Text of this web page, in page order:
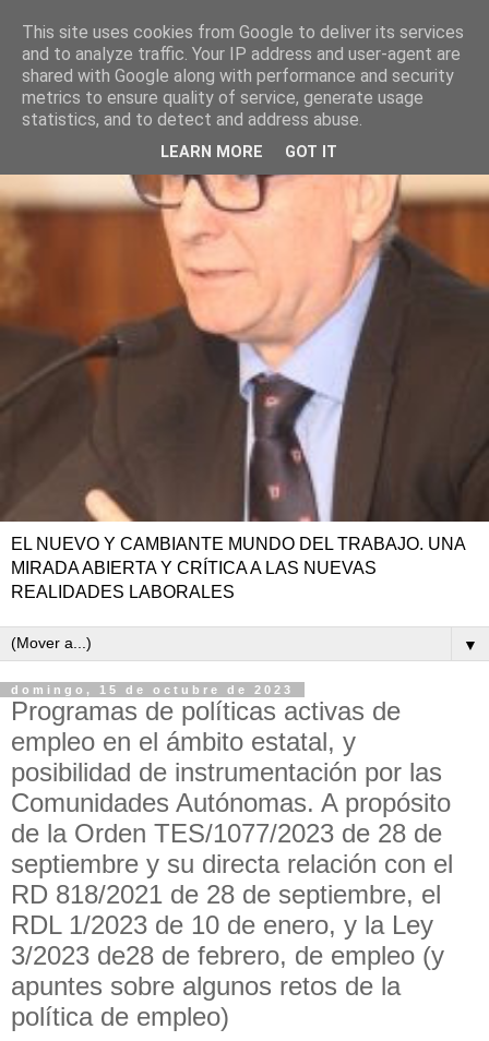
EL NUEVO Y CAMBIANTE MUNDO DEL TRABAJO. UNA
MIRADA ABIERTA Y CRÍTICA A LAS NUEVAS
REALIDADES LABORALES
▼
domingo, 15 de octubre de 2023
Programas de políticas activas de
empleo en el ámbito estatal, y
posibilidad de instrumentación por las
Comunidades Autónomas. A propósito
de la Orden TES/1077/2023 de 28 de
septiembre y su directa relación con el
RD 818/2021 de 28 de septiembre, el
RDL 1/2023 de 10 de enero, y la Ley
3/2023 de28 de febrero, de empleo (y
apuntes sobre algunos retos de la
política de empleo)
This site uses cookies from Google to deliver its services
and to analyze traffic. Your IP address and user-agent are
shared with Google along with performance and security
metrics to ensure quality of service, generate usage
statistics, and to detect and address abuse.
LEARN MORE GOT IT